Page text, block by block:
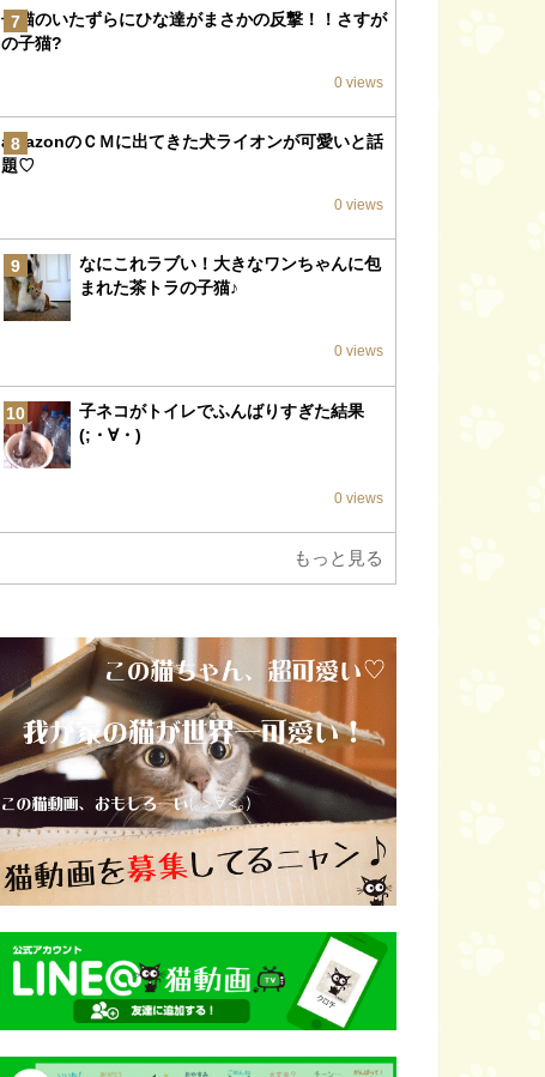
7
子猫のいたずらにひな達がまさかの反撃！！さすが
の子猫?
0 views
8
amazonのＣＭに出てきた犬ライオンが可愛いと話
題♡
0 views
9
なにこれラブい！大きなワンちゃんに包
まれた茶トラの子猫♪
0 views
10
子ネコがトイレでふんばりすぎた結果
(;・∀・)
0 views
もっと見る